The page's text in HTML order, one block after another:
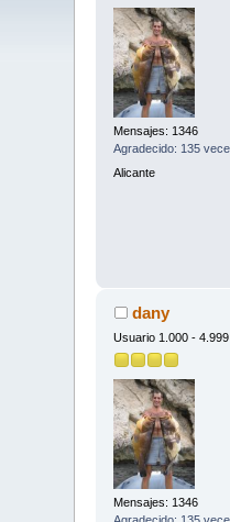
Mensajes: 1346
Agradecido: 135
Alicante
dany
Usuario 1.000 -
Mensajes: 1346